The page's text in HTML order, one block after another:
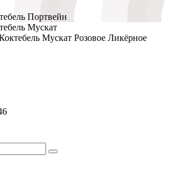
Мускат Розовое Ликёрное